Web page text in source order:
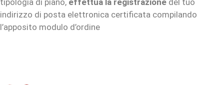
tipologia di piano, effettua la registrazione del tuo
indirizzo di posta elettronica certificata compilando
l’apposito modulo d’ordine